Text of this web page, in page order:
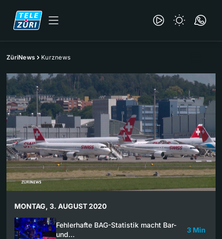
ZüriNews Kurznews
MONTAG, 3. AUGUST 2020
Fehlerhafte BAG-Statistik macht Bar-
und…
3 Min